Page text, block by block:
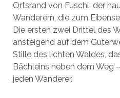
Ortsrand von Fuschl, der
Wanderern, die zum
Die ersten zwei Drittel des
ansteigend auf dem
Stille des lichten Waldes,
Bächleins neben dem Weg
jeden Wanderer.